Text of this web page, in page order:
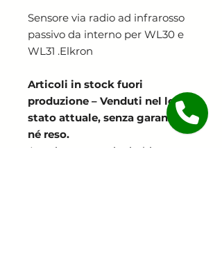
Sensore via radio ad infrarosso
passivo da interno per WL30 e
WL31 .Elkron
Articoli in stock fuori
produzione – Venduti nel loro
stato attuale, senza garanzia
né reso.
Acquisto a proprio rischio e